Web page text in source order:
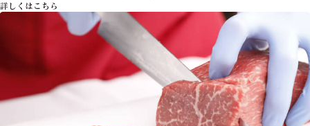
詳しくはこちら